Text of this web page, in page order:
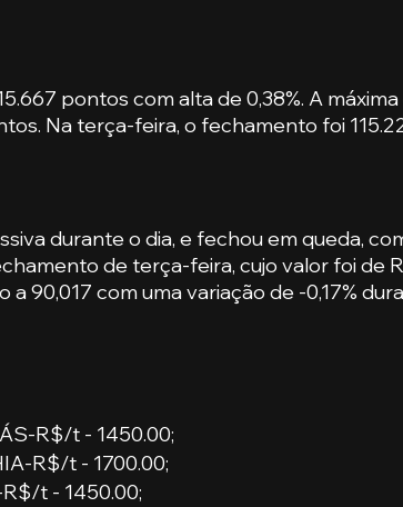
pontos com alta de 0,38%. A
Na terça-feira, o fechamento foi
durante o dia, e fechou em queda,
de terça-feira, cujo valor foi de
90,017 com uma variação de -0,17%
R$/t - 1450.00;
R$/t - 1700.00;
t - 1450.00;